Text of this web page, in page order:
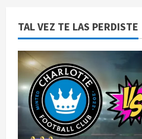
TAL VEZ TE LAS PERDISTE